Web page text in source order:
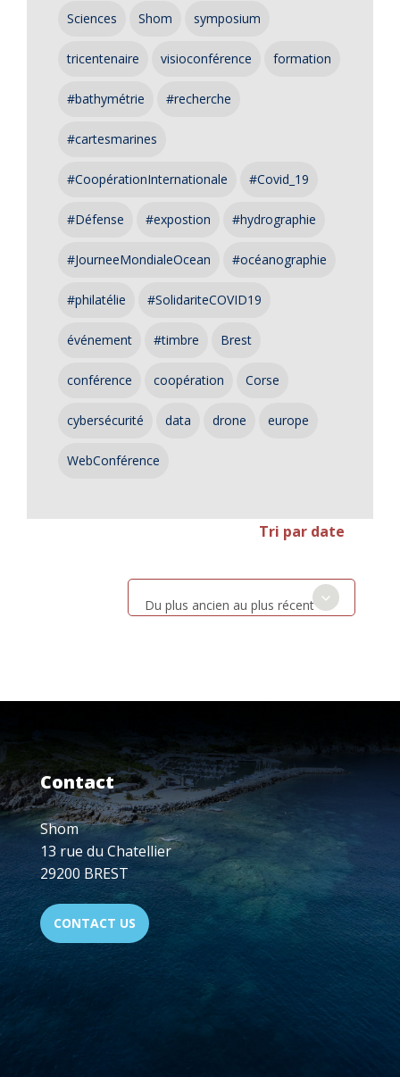
Sciences Shom symposium
tricentenaire visioconférence formation
#bathymétrie #recherche
#cartesmarines
#CoopérationInternationale #Covid_19
#Défense #expostion #hydrographie
#JourneeMondialeOcean #océanographie
#philatélie #SolidariteCOVID19
événement #timbre Brest
conférence coopération Corse
cybersécurité data drone europe
WebConférence
Tri par date
Du plus ancien au plus récent
Contact
Shom
13 rue du Chatellier
29200 BREST
CONTACT US